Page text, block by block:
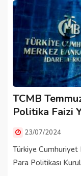
TCMB
Politika Faizi
23/07/2024
Türkiye Cumhuriyet
Para Politikası